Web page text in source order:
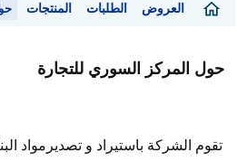
العروض الطلبات المنتجات
حول المركز السوري للتجارة
تقوم الشركة باستيراد و تصديرمواد